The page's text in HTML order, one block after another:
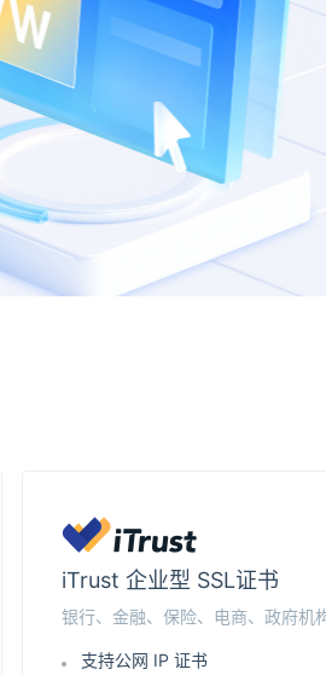
iTrust 企业型 SSL证书
银行、金融、保险、电商、政府机
支持公网 IP 证书